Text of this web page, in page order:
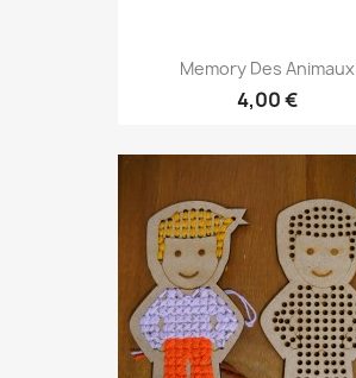
Memory Des Animaux
4,00 €